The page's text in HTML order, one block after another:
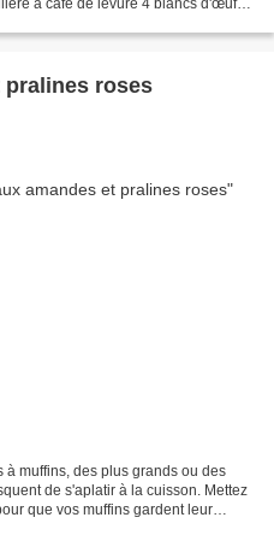
pralines roses
muffins, des plus grands ou des
de s'aplatir à la cuisson. Mettez
que vos muffins gardent leur